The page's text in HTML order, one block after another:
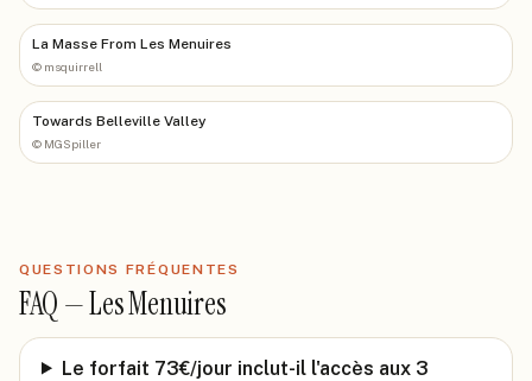
La Masse From Les Menuires
© msquirrell
Towards Belleville Valley
© MGSpiller
QUESTIONS FRÉQUENTES
FAQ —Les Menuires
Le forfait 73€/jour inclut-il l'accès aux 3